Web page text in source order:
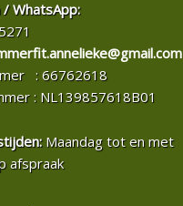
WhatsApp:
: 66762618
: NL139857618B01
Maandag tot en met
afspraak